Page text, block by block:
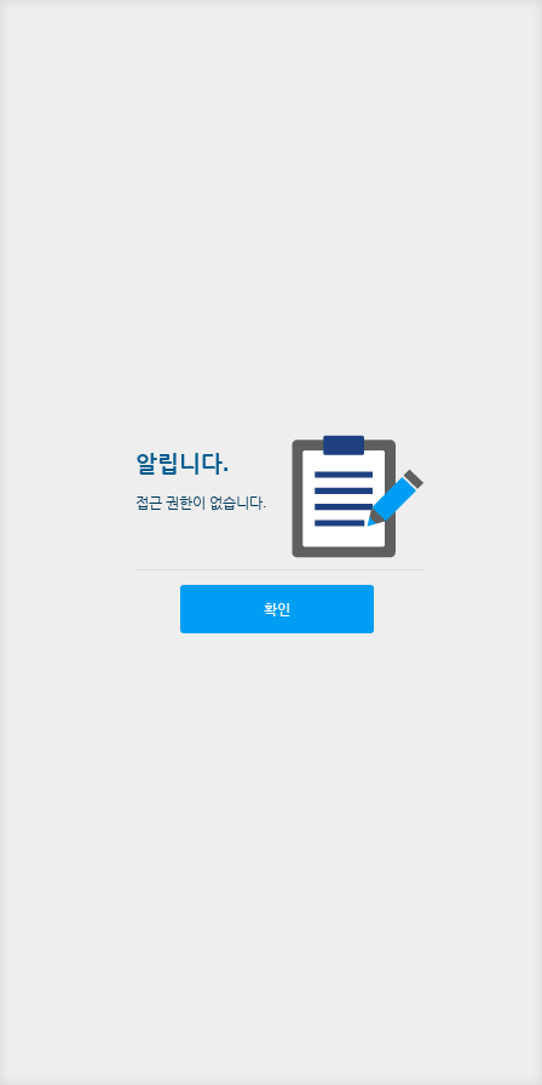
알립니다.
접근 권한이 없습니다.